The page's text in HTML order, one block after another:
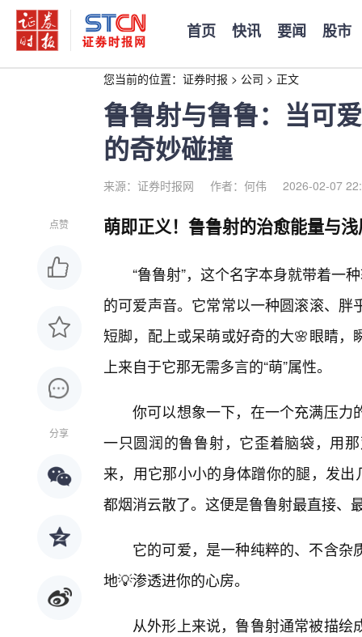
首页 快讯 要闻 股市
您当前的位置： 证券时报 > 公司 > 正文
鲁鲁射与鲁鲁：当可
的奇妙碰撞
来源：证券时报网 作者：何伟 2026-02-07
点赞
分享
萌即正义！鲁鲁射的治愈能量与
“鲁鲁射”，这个名字本身就带着一
的可爱声音。它常常以一种圆滚滚、
短脚，配上或呆萌或好奇的大🌸眼睛
上来自于它那无需多言的“萌”属性。
你可以想象一下，在一个充满压力
一只圆润的鲁鲁射，它歪着脑袋，用
来，用它那小小的身体蹭你的腿，发
都烟消云散了。这便是鲁鲁射最直接、
它的可爱，是一种纯粹的、不含
地💡渗透进你的心房。
从外形上来说，鲁鲁射通常被描